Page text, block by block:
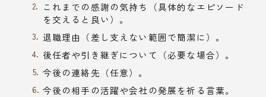
これまでの感謝の気持ち（具体的なエピソード
を交えると良い）。
退職理由（差し支えない範囲で簡潔に）。
後任者や引き継ぎについて（必要な場合）。
今後の連絡先（任意）。
今後の相手の活躍や会社の発展を祈る言葉。